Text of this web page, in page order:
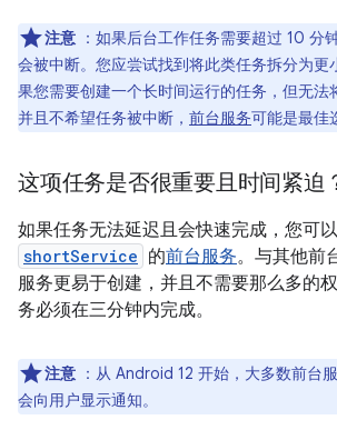
注意 ：如果后台工作任务需要超过 10 分
会被中断。您应尝试找到将此类任务拆分为更
果您需要创建一个长时间运行的任务，但无法
并且不希望任务被中断， 前台服务可能是最佳
这项任务是否很重要且时间紧迫
如果任务无法延迟且会快速完成，您可
shortService 的前台服务。与其他前
服务更易于创建，并且不需要那么多的
务必须在三分钟内完成。
注意 ：从 Android 12 开始，大多数前台
会向用户显示通知。